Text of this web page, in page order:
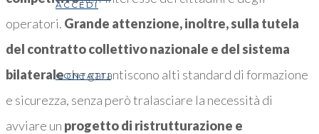
ACCEDI
CONTATTI
operatori. Grande attenzione, inoltre, sulla tutela
del contratto collettivo nazionale e del sistema
bilateraleche garantiscono alti standard di formazione
e sicurezza, senza però tralasciare la necessità di
avviare un progetto di ristrutturazione e